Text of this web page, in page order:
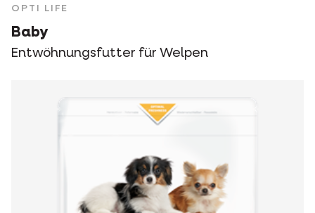
OPTI LIFE
Baby
Entwöhnungsfutter für Welpen